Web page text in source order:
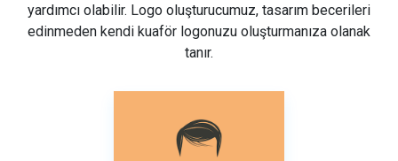
yardımcı olabilir. Logo oluşturucumuz, tasarım becerileri
edinmeden kendi kuaför logonuzu oluşturmanıza olanak
tanır.